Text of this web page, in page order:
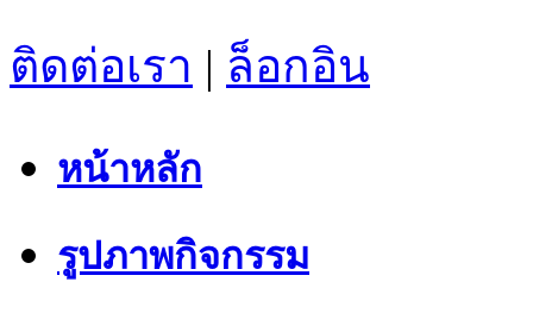
ติดต่อเรา | ล็อกอิน
หน้าหลัก
รูปภาพกิจกรรม